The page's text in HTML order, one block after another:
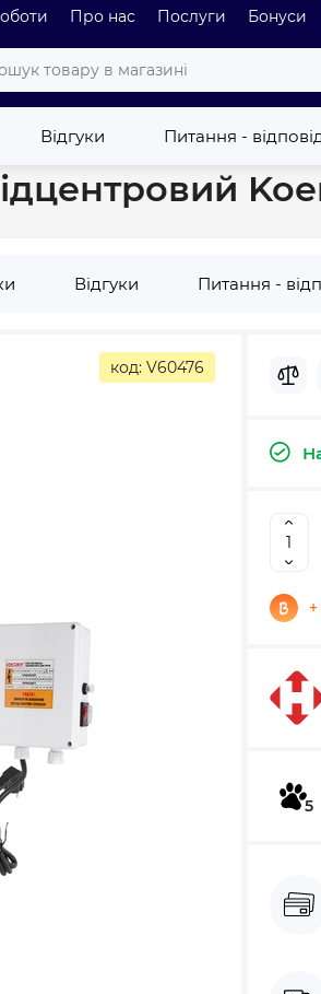
Про нас Послуги Бонуси
Відгуки Питання -
відцентровий Koer 4SDM 2/37 + пульт
Відгуки Питання -
код: V60476
5